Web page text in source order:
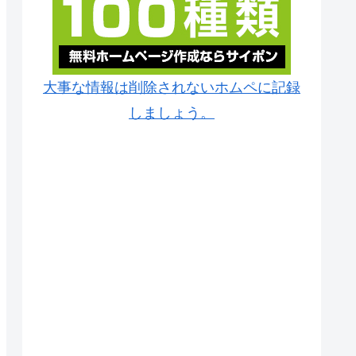
大事な情報は削除されないホムペに記録
しましょう。